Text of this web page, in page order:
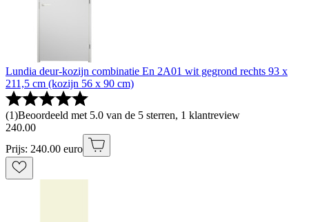
Lundia deur-kozijn combinatie En 2A01 wit gegrond rechts 93 x
211,5 cm (kozijn 56 x 90 cm)
(1)Beoordeeld met 5.0 van de 5 sterren, 1 klantreview
240.00
Prijs: 240.00 euro